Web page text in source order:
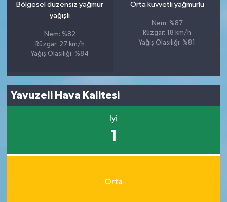
Bölgesel düzensiz yağmur
yağışlı
Nem: %82
Rüzgar: 27 km/h
Yağış Olasılığı: %84
Orta kuvvetli yağmurlu
Nem: %87
Rüzgar: 18 km/h
Yağış Olasılığı: %81
Yavuzeli Hava Kalitesi
İyi
1
Orta